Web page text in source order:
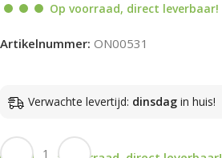
Op voorraad, direct leverbaar!
Artikelnummer: ON00531
Verwachte levertijd: dinsdag in huis!